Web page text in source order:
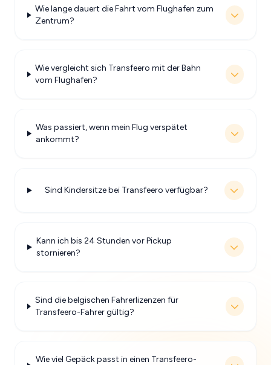
Wie lange dauert die Fahrt vom Flughafen zum
Zentrum?
Wie vergleicht sich Transfeero mit der Bahn
vom Flughafen?
Was passiert, wenn mein Flug verspätet
ankommt?
Sind Kindersitze bei Transfeero verfügbar?
Kann ich bis 24 Stunden vor Pickup
stornieren?
Sind die belgischen Fahrerlizenzen für
Transfeero-Fahrer gültig?
Wie viel Gepäck passt in einen Transfeero-